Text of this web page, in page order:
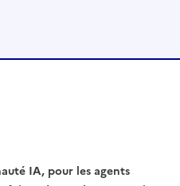
IA, pour les agents